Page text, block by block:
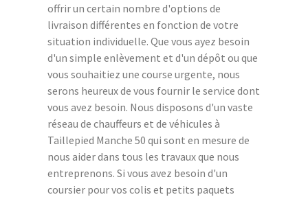
offrir un certain nombre d'options de
livraison différentes en fonction de votre
situation individuelle. Que vous ayez besoin
d'un simple enlèvement et d'un dépôt ou que
vous souhaitiez une course urgente, nous
serons heureux de vous fournir le service dont
vous avez besoin. Nous disposons d'un vaste
réseau de chauffeurs et de véhicules à
Taillepied Manche 50 qui sont en mesure de
nous aider dans tous les travaux que nous
entreprenons. Si vous avez besoin d'un
coursier pour vos colis et petits paquets